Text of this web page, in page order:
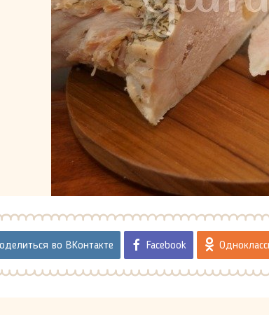
во ВКонтакте Facebook